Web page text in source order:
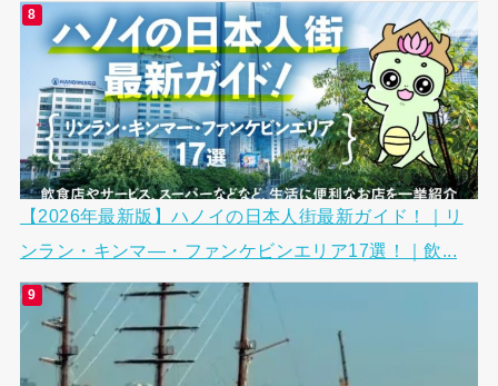
【2026年最新版】ハノイの日本人街最新ガイド！｜リ
ンラン・キンマ―・ファンケビンエリア17選！｜飲...